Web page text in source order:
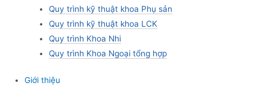
Quy trình kỹ thuật khoa Phụ sản
Quy trình kỹ thuật khoa LCK
Quy trình Khoa Nhi
Quy trình Khoa Ngoại tổng hợp
Giới thiệu